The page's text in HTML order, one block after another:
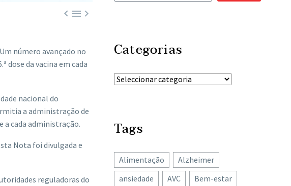

número avançado no
dose da vacina em cada
nacional do
a administração de
a cada administração.
Nota foi divulgada e
reguladoras do
Categorias
Tags
Alimentação
Alzheimer
ansiedade
AVC
Bem-estar